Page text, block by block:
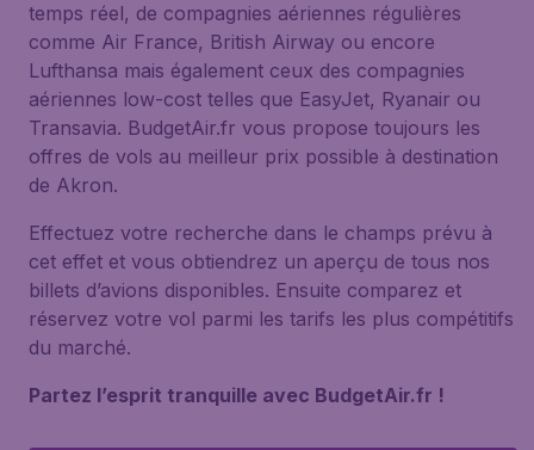
temps réel, de compagnies aériennes régulières
comme Air France, British Airway ou encore
Lufthansa mais également ceux des compagnies
aériennes low-cost telles que EasyJet, Ryanair ou
Transavia. BudgetAir.fr vous propose toujours les
offres de vols au meilleur prix possible à destination
de Akron.
Effectuez votre recherche dans le champs prévu à
cet effet et vous obtiendrez un aperçu de tous nos
billets d’avions disponibles. Ensuite comparez et
réservez votre vol parmi les tarifs les plus compétitifs
du marché.
Partez l’esprit tranquille avec BudgetAir.fr !